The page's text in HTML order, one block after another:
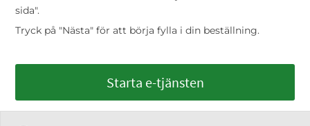
sida".
Tryck på "Nästa" för att börja fylla i din beställning.
Starta e-tjänsten